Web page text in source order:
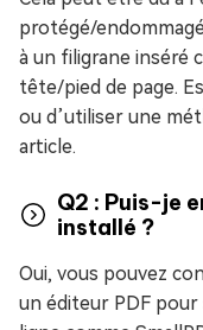
protégé/
à un filigrane inséré
tête/pied de page.
ou d’utiliser une
article.
Q2 : Puis-je
installé ?
Oui, vous pouvez
un éditeur PDF